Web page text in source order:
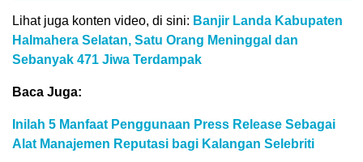
Lihat juga konten video, di sini: Banjir Landa Kabupaten
Halmahera Selatan, Satu Orang Meninggal dan
Sebanyak 471 Jiwa Terdampak
Baca Juga:
Inilah 5 Manfaat Penggunaan Press Release Sebagai
Alat Manajemen Reputasi bagi Kalangan Selebriti